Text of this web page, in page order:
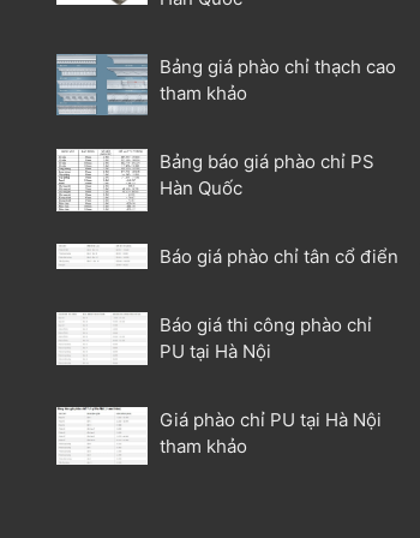
Bảng giá phào chỉ thạch cao
tham khảo
Bảng báo giá phào chỉ PS
Hàn Quốc
Báo giá phào chỉ tân cổ điển
Báo giá thi công phào chỉ
PU tại Hà Nội
Giá phào chỉ PU tại Hà Nội
tham khảo